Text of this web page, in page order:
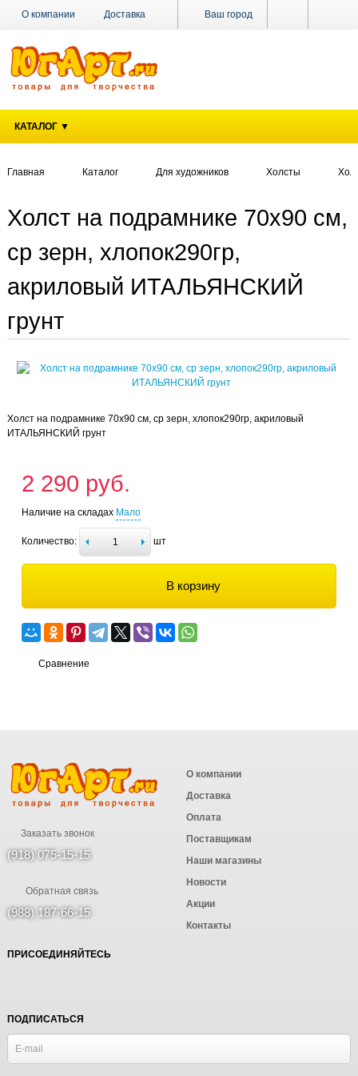
Ваш город
О компании Доставка
Наши магазины Новости
КАТАЛОГ ▼
Главная Каталог Для художников Холсты
Холст на подрамнике 70х90 см,
ср зерн, хлопок290гр,
акриловый ИТАЛЬЯНСКИЙ
грунт
Холст на подрамнике 70х90 см, ср зерн, хлопок290гр, акриловый
ИТАЛЬЯНСКИЙ грунт
2 290 руб.
Наличие на складах Мало
Количество: шт
В корзину
Сравнение
Заказать звонок
(918) 075-15-15
Обратная связь
(988) 187-66-15
О компании
Доставка
Оплата
Поставщикам
Наши магазины
Новости
Акции
Контакты
ПРИСОЕДИНЯЙТЕСЬ
ПОДПИСАТЬСЯ